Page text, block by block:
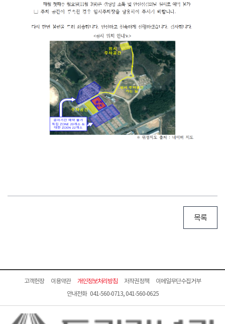
목록
고객헌장 이용약관 개인정보처리방침 저작권정책
이메일무단수집거부
안내전화 041-560-0713, 041-560-0625